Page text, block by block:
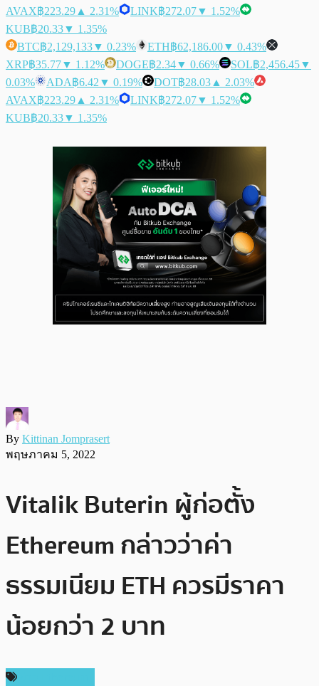
AVAX฿223.29 ▲ 2.31% LINK฿272.07▼ 1.52%
KUB฿20.33▼ 1.35%
BTC฿2,129,133▼ 0.23% ETH฿62,186.00▼ 0.43%
XRP฿35.77▼ 1.12% DOGE฿2.34▼ 0.66% SOL฿2,456.45▼
0.03%
ADA฿6.42 ▼ 0.19% DOT฿28.03 ▲ 2.03%
AVAX฿223.29 ▲ 2.31% LINK฿272.07▼ 1.52%
KUB฿20.33▼ 1.35%
By Kittinan Jomprasert
พฤษภาคม 5, 2022
Vitalik Buterin ผู้ก่อตั้ง
Ethereum กล่าวว่าค่า
ธรรมเนียม ETH ควรมีราคา
น้อยกว่า 2 บาท